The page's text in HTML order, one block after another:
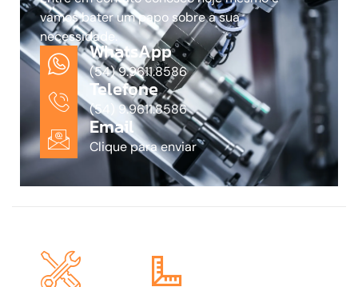
vamos bater um papo sobre a sua
necessidade.
WhatsApp
(54) 9.9611.8586
Telefone
(54) 9.9611.8586
Email
Clique para enviar